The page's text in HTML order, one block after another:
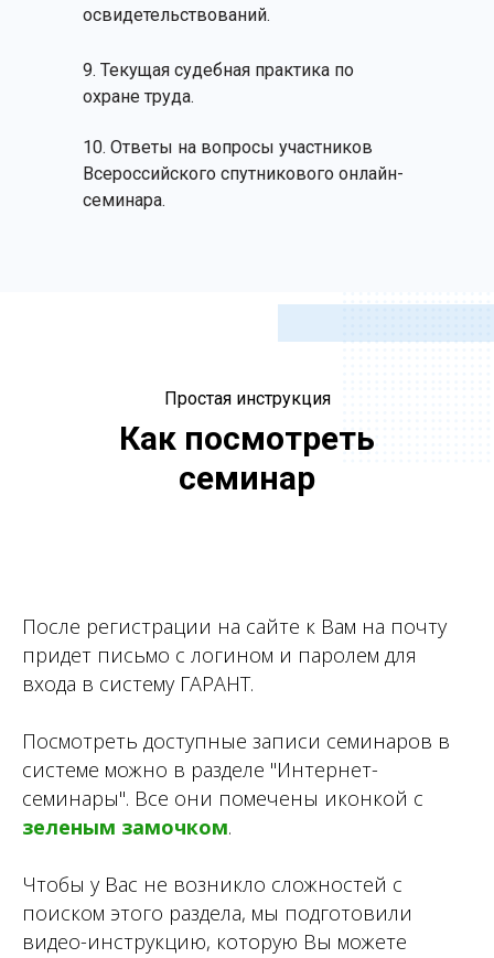
освидетельствований.
9. Текущая судебная практика по
охране труда.
10. Ответы на вопросы участников
Всероссийского спутникового онлайн-
семинара.
Простая инструкция
Как посмотреть
семинар
После регистрации на сайте к Вам на почту
придет письмо с логином и паролем для
входа в систему ГАРАНТ.
Посмотреть доступные записи семинаров в
системе можно в разделе "Интернет-
семинары". Все они помечены иконкой с
зеленым замочком.
Чтобы у Вас не возникло сложностей с
поиском этого раздела, мы подготовили
видео-инструкцию, которую Вы можете